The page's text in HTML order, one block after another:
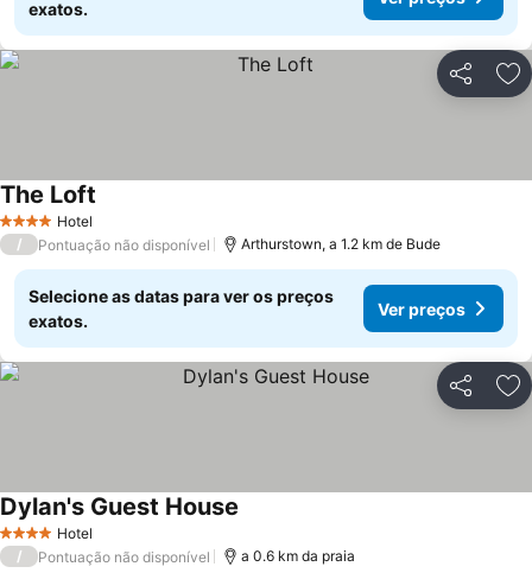
exatos.
Partilhar
4 EstrelasHotel
The Loft
/ Pontuação não disponível Arthurstown, a 1.2 km de Bude
Selecione as datas para ver os preços
exatos.
Ver preços
Partilhar
4 EstrelasHotel
Dylan's Guest House
/ Pontuação não disponível a 0.6 km da praia